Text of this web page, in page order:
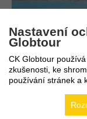
7.8. -
Nastavení
Globtour
CK Globtour
zkušenosti, ke
používání stránek a